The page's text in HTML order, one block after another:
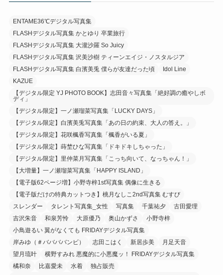
ENTAME36℃デジタル写真集
FLASHデジタル写真集 かとゆり 卒業旅行
FLASHデジタル写真集 大瀧沙羅 So Juicy
FLASHデジタル写真集 沢美沙樹 ティーンエイジ・ノスタルジア
FLASHデジタル写真集 白濱美兎 僕らが友達だった頃
Idol Line
KAZUE
【デジタル限定 YJ PHOTO BOOK】志田音々写真集「絶好調の癒やしボ
ディ」
【デジタル限定】一ノ瀬瑠菜写真集「LUCKY DAYS」
【デジタル限定】白濱美兎写真集「あの日の約束、大人の答え。」
【デジタル限定】花咲楓香写真集「楓香がいる夏」
【デジタル限定】蒔埜ひな写真集「ドキドキしちゃった」
【デジタル限定】里仲菜月写真集「こっち向いて、なっちゃん！」
【大増量】一ノ瀬瑠菜写真集「HAPPY ISLAND」
【電子版62ページ増】小野寺梓1st写真集 偶像に生きる
【電子版だけの特典カットつき】桃月なしこ2nd写真集 むすび
スレンダー
タレント写真集_女性 写真集 千葉祐夕
古田愛理
吉沢朱音
和泉芳怜 大原優乃 奥山かずさ
小野寺梓
小鳥遊るい 翼がなくても FRIDAYデジタル写真集
岸みゆ（＃ババババンビ）
志田こはく 新居歩美
月足天音
望月琉叶
横野すみれ 悪魔的に小悪魔ッ！ FRIDAYデジタル写真集
橘和奈
比嘉愛未 水着
独占販売